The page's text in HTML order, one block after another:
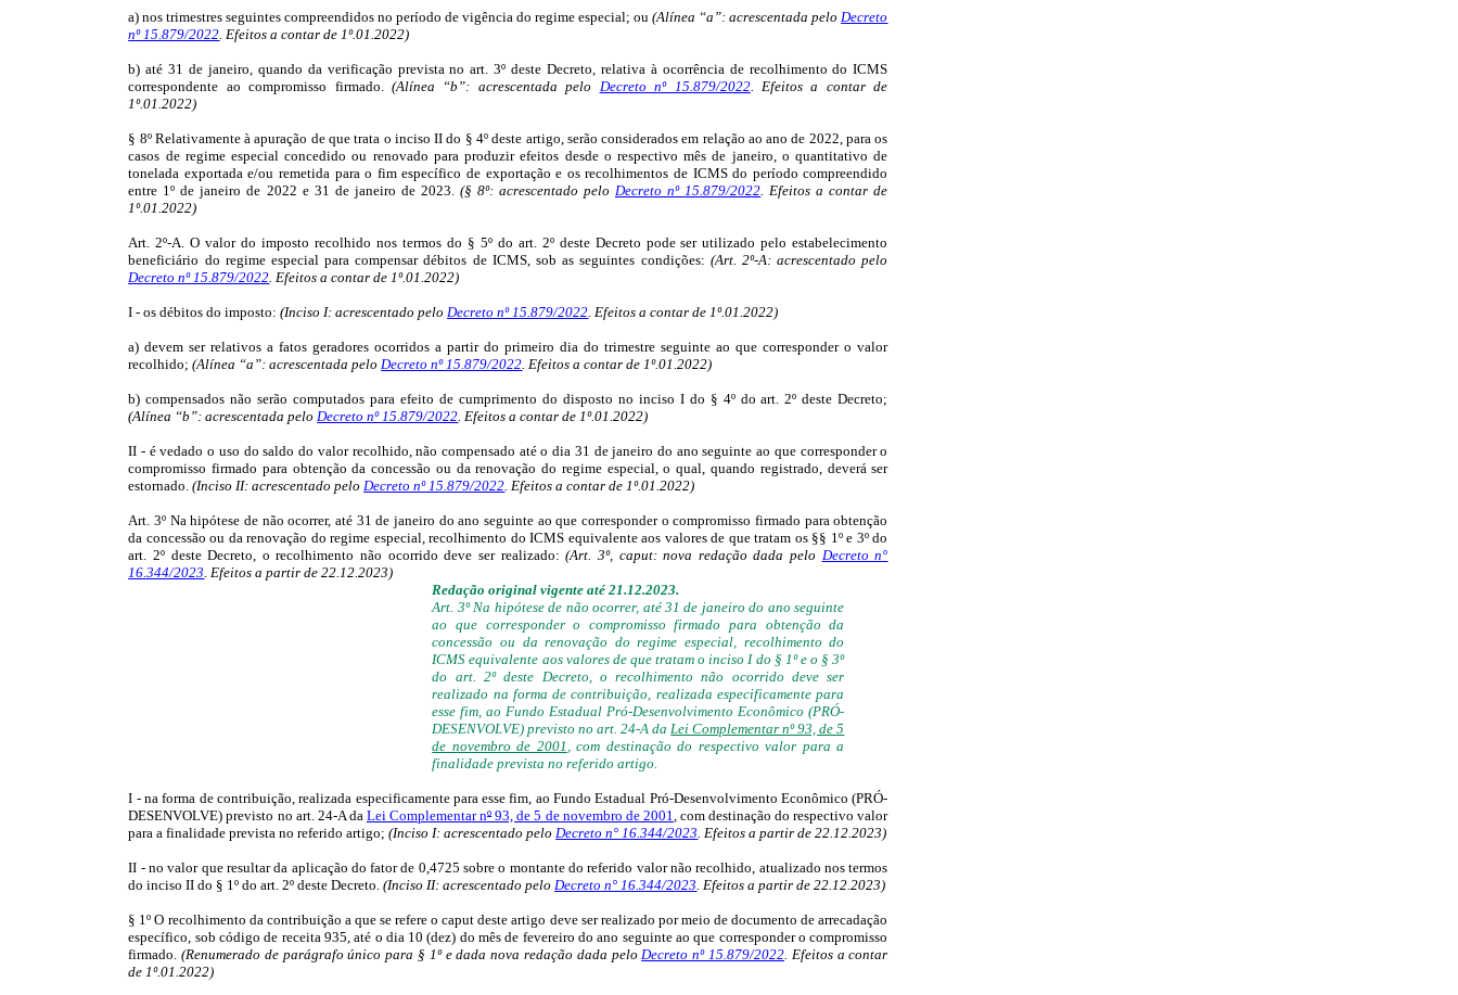
a) nos trimestres seguintes compreendidos no período de vigência do regime especial; ou(Alínea “a”: acrescentada pelo Decreto
nº 15.879/2022 . Efeitos a contar de 1º.01.2022)
b) até 31 de janeiro, quando da verificação prevista no art. 3º deste Decreto, relativa à ocorrência de recolhimento do ICMS
correspondente ao compromisso firmado.
(Alínea “b”: acrescentada pelo Decreto nº 15.879/2022. Efeitos a contar de
1º.01.2022)
§ 8º Relativamente à apuração de que trata o inciso II do § 4º deste artigo, serão considerados em relação ao ano de 2022, para os
casos de regime especial concedido ou renovado para produzir efeitos desde o respectivo mês de janeiro, o quantitativo de
tonelada exportada e/ou remetida para o fim específico de exportação e os recolhimentos de ICMS do período compreendido
entre 1º de janeiro de 2022 e 31 de janeiro de 2023. (§ 8º: acrescentado pelo Decreto nº 15.879/2022 . Efeitos a contar de
1º.01.2022)
Art. 2º-A. O valor do imposto recolhido nos termos do § 5º do art. 2º deste Decreto pode ser utilizado pelo estabelecimento
beneficiário do regime especial para compensar débitos de ICMS, sob as seguintes condições: (Art. 2º-A: acrescentado pelo
Decreto nº 15.879/2022 . Efeitos a contar de 1º.01.2022)
I - os débitos do imposto: (Inciso I: acrescentado pelo Decreto nº 15.879/2022 . Efeitos a contar de 1º.01.2022)
a) devem ser relativos a fatos geradores ocorridos a partir do primeiro dia do trimestre seguinte ao que corresponder o valor
recolhido; (Alínea “a”: acrescentada pelo Decreto nº 15.879/2022 . Efeitos a contar de 1º.01.2022)
b) compensados não serão computados para efeito de cumprimento do disposto no inciso I do § 4º do art. 2º deste Decreto;
(Alínea “b”: acrescentada pelo Decreto nº 15.879/2022 . Efeitos a contar de 1º.01.2022)
II - é vedado o uso do saldo do valor recolhido, não compensado até o dia 31 de janeiro do ano seguinte ao que corresponder o
compromisso firmado para obtenção da concessão ou da renovação do regime especial, o qual, quando registrado, deverá ser
estornado. (Inciso II: acrescentado pelo Decreto nº 15.879/2022 . Efeitos a contar de 1º.01.2022)
Art. 3º Na hipótese de não ocorrer, até 31 de janeiro do ano seguinte ao que corresponder o compromisso firmado para obtenção
da concessão ou da renovação do regime especial, recolhimento do ICMS equivalente aos valores de que tratam os §§ 1º e 3º do
art. 2º deste Decreto, o recolhimento não ocorrido deve ser realizado: (Art. 3º, caput: nova redação dada pelo Decreto n°
16.344/2023 . Efeitos a partir de 22.12.2023)
Redação original vigente até 21.12.2023.
Art. 3º Na hipótese de não ocorrer, até 31 de janeiro do ano seguinte
ao que corresponder o compromisso firmado para obtenção da
concessão ou da renovação do regime especial, recolhimento do
ICMS equivalente aos valores de que tratam o inciso I do § 1º e o § 3º
do art. 2º deste Decreto, o recolhimento não ocorrido deve ser
realizado na forma de contribuição, realizada especificamente para
esse fim, ao Fundo Estadual Pró-Desenvolvimento Econômico (PRÓ-
DESENVOLVE) previsto no art. 24-A da Lei Complementar nº 93, de 5
de novembro de 2001
, com destinação do respectivo valor para a
finalidade prevista no referido artigo.
I - na forma de contribuição, realizada especificamente para esse fim, ao Fundo Estadual Pró-Desenvolvimento Econômico (PRÓ-
DESENVOLVE) previsto no art. 24-A da Lei Complementar nº93, de 5 de novembro de 2001 , com destinação do respectivo valor
para a finalidade prevista no referido artigo; (Inciso I: acrescentado pelo Decreto n° 16.344/2023 . Efeitos a partir de 22.12.2023)
II - no valor que resultar da aplicação do fator de 0,4725 sobre o montante do referido valor não recolhido, atualizado nos termos
do inciso II do § 1º do art. 2º deste Decreto. (Inciso II: acrescentado pelo Decreto n° 16.344/2023 . Efeitos a partir de 22.12.2023)
§ 1º O recolhimento da contribuição a que se refere o caput deste artigo deve ser realizado por meio de documento de arrecadação
específico, sob código de receita 935, até o dia 10 (dez) do mês de fevereiro do ano seguinte ao que corresponder o compromisso
firmado.(Renumerado de parágrafo único para § 1º e dada nova redação dada pelo Decreto nº 15.879/2022. Efeitos a contar
de 1º.01.2022)